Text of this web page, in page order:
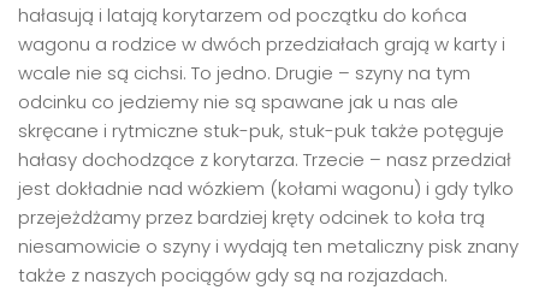
hałasują i latają korytarzem od początku do końca
wagonu a rodzice w dwóch przedziałach grają w karty i
wcale nie są cichsi. To jedno. Drugie – szyny na tym
odcinku co jedziemy nie są spawane jak u nas ale
skręcane i rytmiczne stuk-puk, stuk-puk także potęguje
hałasy dochodzące z korytarza. Trzecie – nasz przedział
jest dokładnie nad wózkiem (kołami wagonu) i gdy tylko
przejeżdżamy przez bardziej kręty odcinek to koła trą
niesamowicie o szyny i wydają ten metaliczny pisk znany
także z naszych pociągów gdy są na rozjazdach.